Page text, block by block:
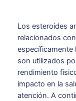
Los esteroides
relacionados
específicamente
son utilizados
rendimiento
impacto en la
atención. A